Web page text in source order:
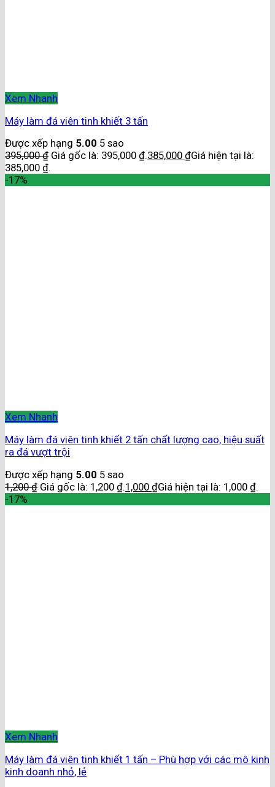
Xem Nhanh
Máy làm đá viên tinh khiết 3 tấn
Được xếp hạng 5.00 5 sao
395,000₫ Giá gốc là: 395,000 ₫.385,000 ₫Giá hiện tại là:
385,000 ₫.
-17%
Xem Nhanh
Máy làm đá viên tinh khiết 2 tấn chất lượng cao, hiệu suất
ra đá vượt trội
Được xếp hạng 5.00 5 sao
1,200₫ Giá gốc là: 1,200 ₫.1,000 ₫Giá hiện tại là: 1,000 ₫.
-17%
Xem Nhanh
Máy làm đá viên tinh khiết 1 tấn – Phù hợp với các mô kinh
kinh doanh nhỏ, lẻ